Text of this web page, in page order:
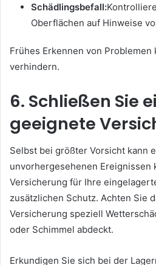
Schädlingsbefall:
Oberflächen auf Hinweise
Frühes Erkennen von Problemen
verhindern.
6. Schließen Sie
geeignete
Selbst bei größter Vorsicht kann
unvorhergesehenen Ereignissen
Versicherung für Ihre
zusätzlichen Schutz. Achten Sie
Versicherung speziell
oder Schimmel abdeckt.
Erkundigen Sie sich bei der